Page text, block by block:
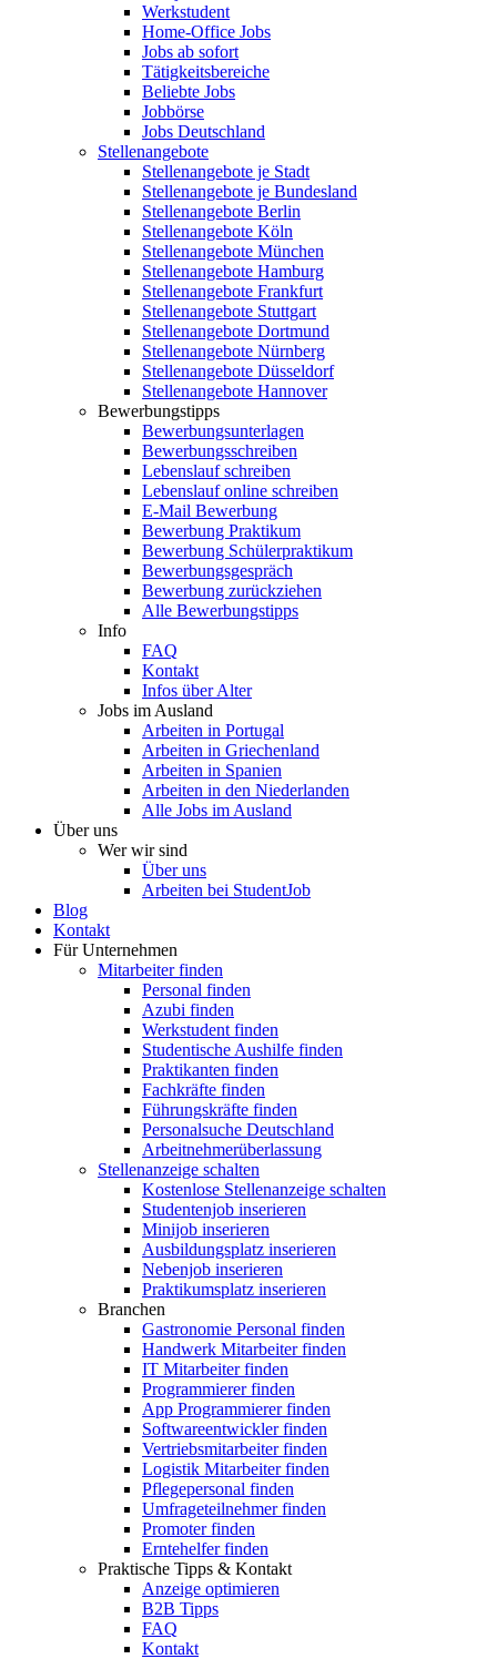
Werkstudent
Home-Office Jobs
Jobs ab sofort
Tätigkeitsbereiche
Beliebte Jobs
Jobbörse
Jobs Deutschland
Stellenangebote
Stellenangebote je Stadt
Stellenangebote je Bundesland
Stellenangebote Berlin
Stellenangebote Köln
Stellenangebote München
Stellenangebote Hamburg
Stellenangebote Frankfurt
Stellenangebote Stuttgart
Stellenangebote Dortmund
Stellenangebote Nürnberg
Stellenangebote Düsseldorf
Stellenangebote Hannover
Bewerbungstipps
Bewerbungsunterlagen
Bewerbungsschreiben
Lebenslauf schreiben
Lebenslauf online schreiben
E-Mail Bewerbung
Bewerbung Praktikum
Bewerbung Schülerpraktikum
Bewerbungsgespräch
Bewerbung zurückziehen
Alle Bewerbungstipps
Info
FAQ
Kontakt
Infos über Alter
Jobs im Ausland
Arbeiten in Portugal
Arbeiten in Griechenland
Arbeiten in Spanien
Arbeiten in den Niederlanden
Alle Jobs im Ausland
Über uns
Wer wir sind
Über uns
Arbeiten bei StudentJob
Blog
Kontakt
Für Unternehmen
Mitarbeiter finden
Personal finden
Azubi finden
Werkstudent finden
Studentische Aushilfe finden
Praktikanten finden
Fachkräfte finden
Führungskräfte finden
Personalsuche Deutschland
Arbeitnehmerüberlassung
Stellenanzeige schalten
Kostenlose Stellenanzeige schalten
Studentenjob inserieren
Minijob inserieren
Ausbildungsplatz inserieren
Nebenjob inserieren
Praktikumsplatz inserieren
Branchen
Gastronomie Personal finden
Handwerk Mitarbeiter finden
IT Mitarbeiter finden
Programmierer finden
App Programmierer finden
Softwareentwickler finden
Vertriebsmitarbeiter finden
Logistik Mitarbeiter finden
Pflegepersonal finden
Umfrageteilnehmer finden
Promoter finden
Erntehelfer finden
Praktische Tipps & Kontakt
Anzeige optimieren
B2B Tipps
FAQ
Kontakt